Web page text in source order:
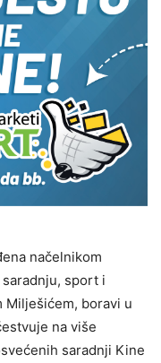
načelnikom
sport i
Milješićem, boravi u
na više
saradnji Kine